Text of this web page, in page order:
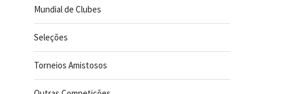
Mundial de Clubes
Seleções
Torneios Amistosos